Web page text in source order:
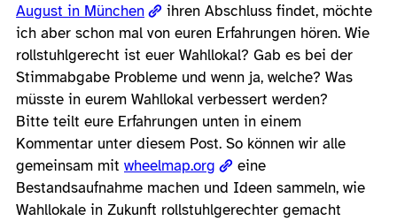
August in München
ihren Abschluss findet, möchte
ich aber schon mal von euren Erfahrungen hören. Wie
rollstuhlgerecht ist euer Wahllokal? Gab es bei der
Stimmabgabe Probleme und wenn ja, welche? Was
müsste in eurem Wahllokal verbessert werden?
Bitte teilt eure Erfahrungen unten in einem
Kommentar unter diesem Post. So können wir alle
gemeinsam mit wheelmap.org
eine
Bestandsaufnahme machen und Ideen sammeln, wie
Wahllokale in Zukunft rollstuhlgerechter gemacht